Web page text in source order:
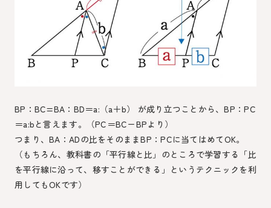
BP：BC=BA：BD＝a:（a＋b） が成り立つことから、BP：PC
＝a:bと言えます。（PC＝BCーBPより）
つまり、BA：ADの比をそのままBP：PCに当てはめてOK。
（もちろん、教科書の「平行線と比」のところで学習する「比
を平行線に沿って、移すことができる」というテクニックを利
用してもOKです）